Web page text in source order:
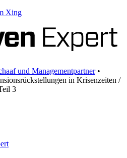
Xing
und Managementpartner•
in Krisenzeiten /
3